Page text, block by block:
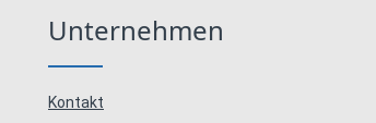
Unternehmen
Kontakt